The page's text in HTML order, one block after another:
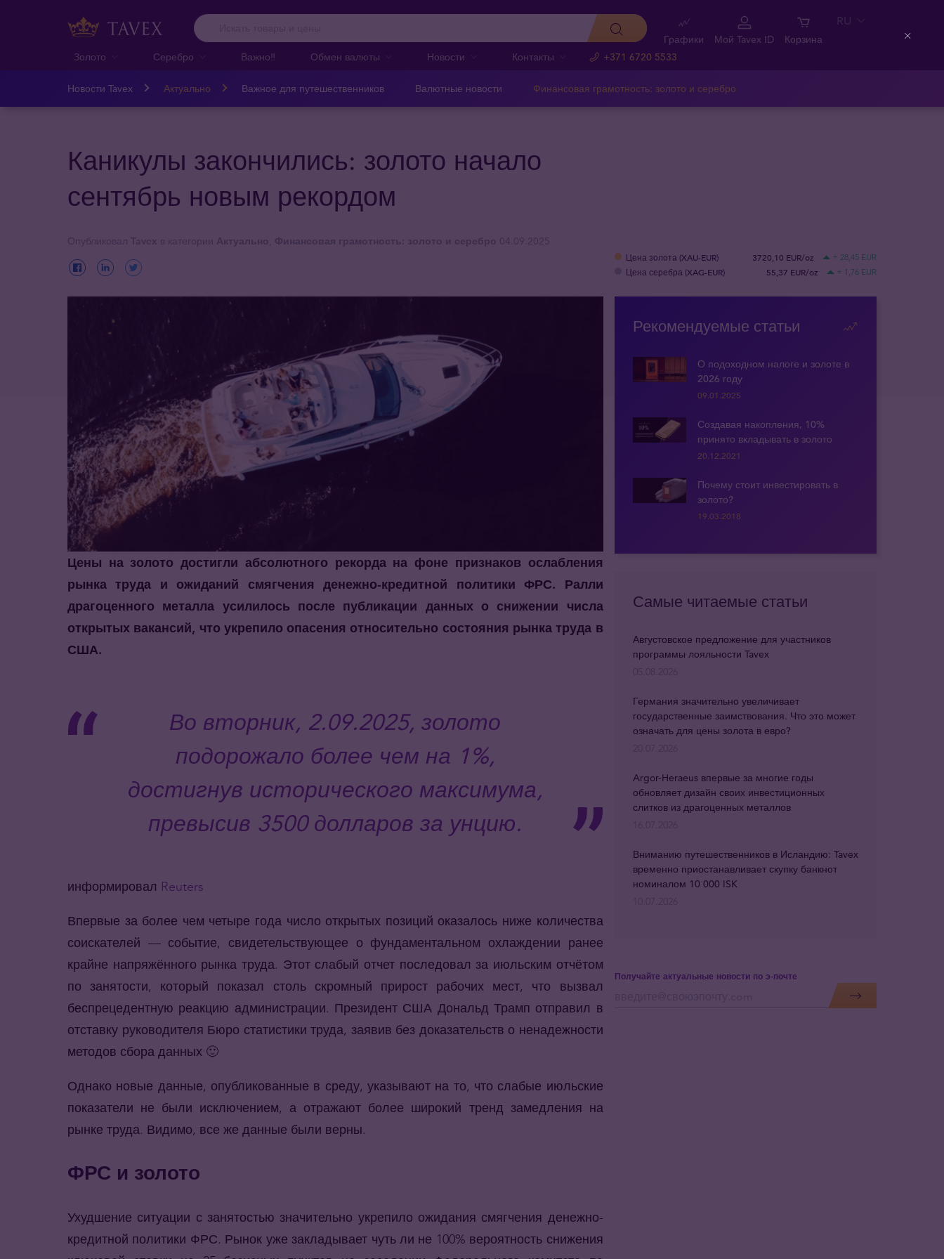
Золото Серебро Важно‼️ Обмен валюты Новости Контакты +371 6720 5533
Графики Мой Tavex ID Корзина
RU
Новости Tavex Актуально Важное для путешественников Валютные новости Финансовая грамотность: золото и серебро
Каникулы закончились: золото начало
сентябрь новым рекордом
Цена золота (XAU-EUR) 3720,10 EUR/oz + 28,45 EUR
Цена серебра (XAG-EUR) 55,37 EUR/oz + 1,76 EUR
Цены на золото достигли абсолютного рекорда на фоне признаков ослабления
рынка труда и ожиданий смягчения денежно-кредитной политики ФРС. Ралли
драгоценного металла усилилось после публикации данных о снижении числа
открытых вакансий, что укрепило опасения относительно состояния рынка труда в
США.
Во вторник, 2.09.2025,золото
подорожало более чем на 1%,
достигнув исторического максимума,
превысив 3500 долларов за унцию.
информировал Reuters
Впервые за более чем четыре года число открытых позиций оказалось ниже количества
соискателей — событие, свидетельствующее о фундаментальном охлаждении ранее
крайне напряжённого рынка труда. Этот слабый отчет последовал за июльским отчётом
по занятости, который показал столь скромный прирост рабочих мест, что вызвал
беспрецедентную реакцию администрации. Президент США Дональд Трамп отправил в
отставку руководителя Бюро статистики труда, заявив без доказательств о ненадежности
методов сбора данных 🙂
Однако новые данные, опубликованные в среду, указывают на то, что слабые июльские
показатели не были исключением, а отражают более широкий тренд замедления на
рынке труда. Видимо, все же данные были верны.
ФРС и золото
Ухудшение ситуации с занятостью значительно укрепило ожидания смягчения денежно-
кредитной политики ФРС. Рынок уже закладывает чуть ли не 100% вероятность снижения
Рекомендуемые статьи
О подоходном налоге и золоте в
2026 году
09.01.2025
Создавая накопления, 10%
принято вкладывать в золото
20.12.2021
Почему стоит инвестировать в
золото?
19.03.2018
Получайте актуальные новости по э-почте
Самые читаемые статьи
Августовское предложение для участников
программы лояльности Tavex
Германия значительно увеличивает
государственные заимствования. Что это может
означать для цены золота в евро?
Argor-Heraeus впервые за многие годы
обновляет дизайн своих инвестиционных
слитков из драгоценных металлов
Вниманию путешественников в Исландию: Tavex
временно приостанавливает скупку банкнот
номиналом 10 000 ISK
Close